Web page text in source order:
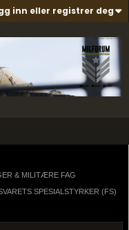
inn eller registrer deg
& MILITÆRE FAG
SPESIALSTYRKER (FS)